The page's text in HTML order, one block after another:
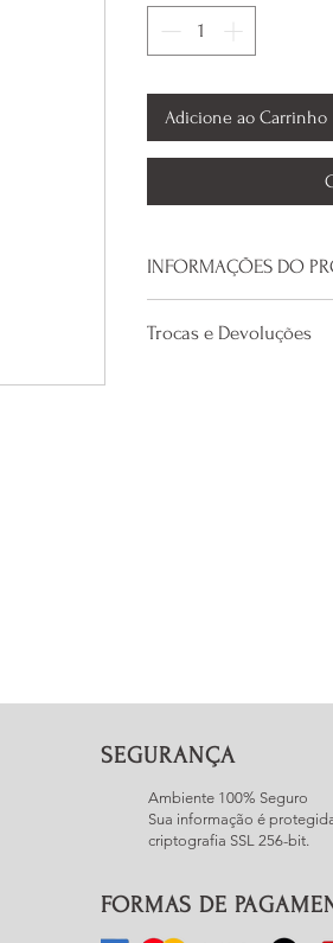
Adicione ao Carrinho
INFORMAÇÕES DO
Trocas e Devoluções
SEGURANÇA
Ambiente 100% Seguro
Sua informação é
criptografia SSL 256-bit.
FORMAS DE